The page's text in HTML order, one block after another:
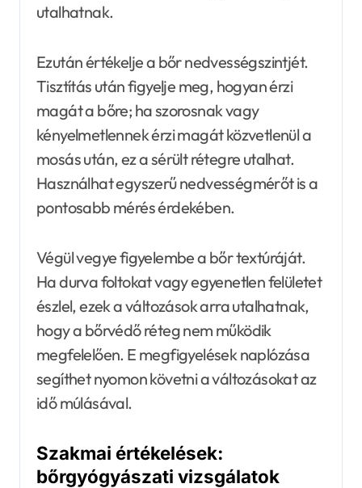
utalhatnak.
Ezután értékelje a bőr nedvességszintjét.
Tisztítás után figyelje meg, hogyan érzi
magát a bőre; ha szorosnak vagy
kényelmetlennek érzi magát közvetlenül a
mosás után, ez a sérült rétegre utalhat.
Használhat egyszerű nedvességmérőt is a
pontosabb mérés érdekében.
Végül vegye figyelembe a bőr textúráját.
Ha durva foltokat vagy egyenetlen felületet
észlel, ezek a változások arra utalhatnak,
hogy a bőrvédő réteg nem működik
megfelelően. E megfigyelések naplózása
segíthet nyomon követni a változásokat az
idő múlásával.
Szakmai értékelések:
bőrgyógyászati vizsgálatok